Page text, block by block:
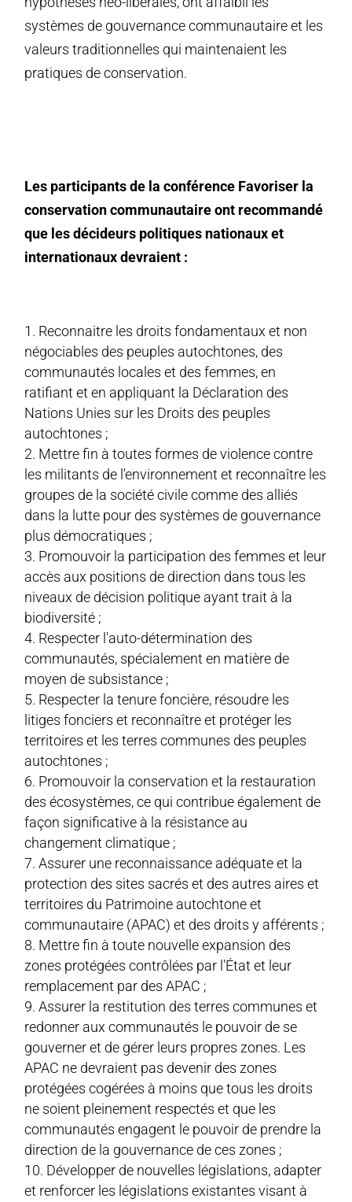
systèmes de gouvernance communautaire et les
valeurs traditionnelles qui maintenaient les
pratiques de conservation.
Les participants de la conférence Favoriser la
conservation communautaire ont recommandé
que les décideurs politiques nationaux et
internationaux devraient :
Reconnaitre les droits fondamentaux et non
négociables des peuples autochtones, des
communautés locales et des femmes, en
ratifiant et en appliquant la Déclaration des
Nations Unies sur les Droits des peuples
autochtones ;
Mettre fin à toutes formes de violence contre
les militants de l'environnement et reconnaître les
groupes de la société civile comme des alliés
dans la lutte pour des systèmes de gouvernance
plus démocratiques ;
Promouvoir la participation des femmes et leur
accès aux positions de direction dans tous les
niveaux de décision politique ayant trait à la
biodiversité ;
Respecter l'auto-détermination des
communautés, spécialement en matière de
moyen de subsistance ;
Respecter la tenure foncière, résoudre les
litiges fonciers et reconnaître et protéger les
territoires et les terres communes des peuples
autochtones ;
Promouvoir la conservation et la restauration
des écosystèmes, ce qui contribue également de
façon significative à la résistance au
changement climatique ;
Assurer une reconnaissance adéquate et la
protection des sites sacrés et des autres aires et
territoires du Patrimoine autochtone et
communautaire (APAC) et des droits y afférents ;
Mettre fin à toute nouvelle expansion des
zones protégées contrôlées par l'État et leur
remplacement par des APAC ;
Assurer la restitution des terres communes et
redonner aux communautés le pouvoir de se
gouverner et de gérer leurs propres zones. Les
APAC ne devraient pas devenir des zones
protégées cogérées à moins que tous les droits
ne soient pleinement respectés et que les
communautés engagent le pouvoir de prendre la
direction de la gouvernance de ces zones ;
Développer de nouvelles législations, adapter
et renforcer les législations existantes visant à